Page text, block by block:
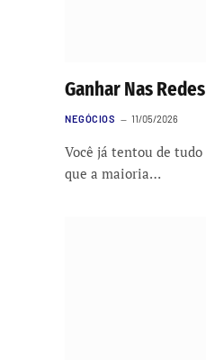
Ganhar Nas
NEGÓCIOS 11/05/2026
Você já tentou de
que a maioria…